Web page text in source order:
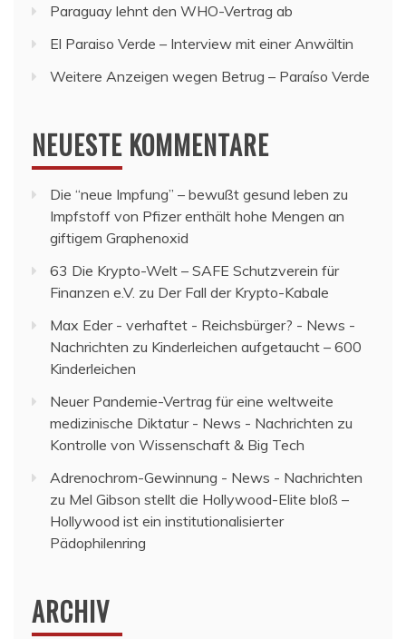
Paraguay lehnt den WHO-Vertrag ab
El Paraiso Verde – Interview mit einer Anwältin
Weitere Anzeigen wegen Betrug – Paraíso Verde
NEUESTE KOMMENTARE
Die “neue Impfung” – bewußt gesund leben zu
Impfstoff von Pfizer enthält hohe Mengen an
giftigem Graphenoxid
63 Die Krypto-Welt – SAFE Schutzverein für
Finanzen e.V. zu Der Fall der Krypto-Kabale
Max Eder - verhaftet - Reichsbürger? - News -
Nachrichten zu Kinderleichen aufgetaucht – 600
Kinderleichen
Neuer Pandemie-Vertrag für eine weltweite
medizinische Diktatur - News - Nachrichten zu
Kontrolle von Wissenschaft & Big Tech
Adrenochrom-Gewinnung - News - Nachrichten
zu Mel Gibson stellt die Hollywood-Elite bloß –
Hollywood ist ein institutionalisierter
Pädophilenring
ARCHIV